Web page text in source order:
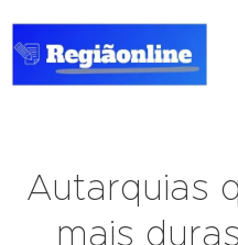
Autarquias
mais